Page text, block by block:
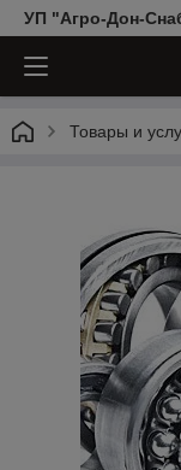
УП "Агро-Дон-
Товары и